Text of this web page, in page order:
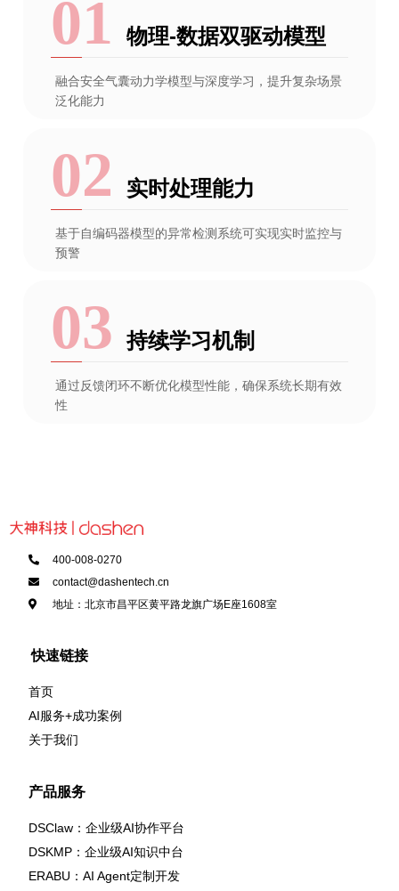
物理-数据双驱动模型
融合安全气囊动力学模型与深度学习，提升复杂场景
泛化能力
实时处理能力
基于自编码器模型的异常检测系统可实现实时监控与
预警
持续学习机制
通过反馈闭环不断优化模型性能，确保系统长期有效
性
400-008-0270
contact@dashentech.cn
地址：北京市昌平区黄平路龙旗广场E座1608室
快速链接
首页
AI服务+成功案例
关于我们
产品服务
DSClaw：企业级AI协作平台
DSKMP：企业级AI知识中台
ERABU：AI Agent定制开发